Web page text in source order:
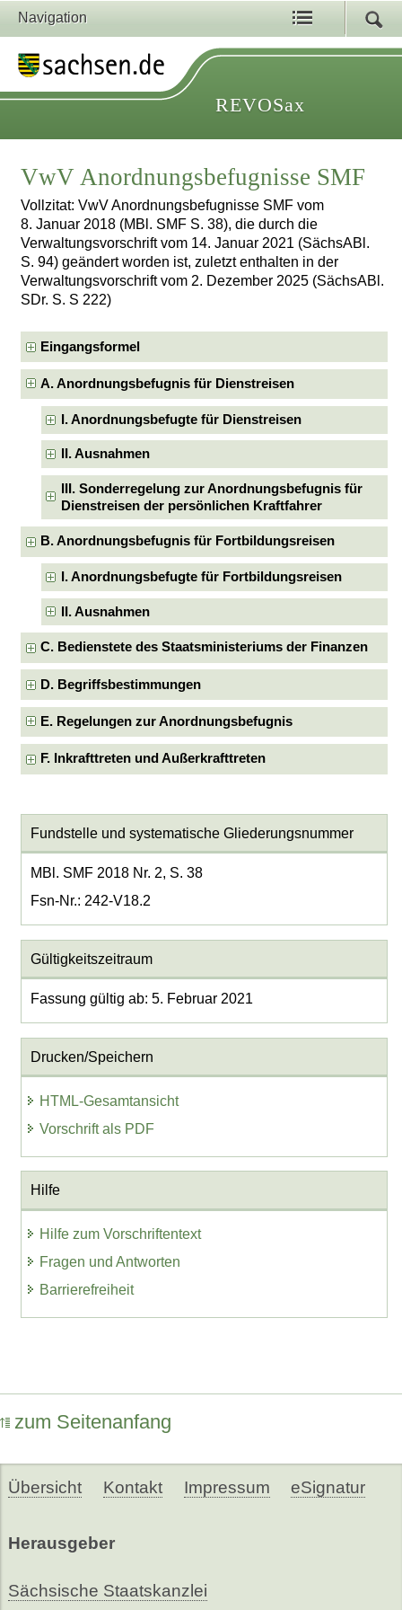
Navigation
REVOSax
VwV Anordnungsbefugnisse SMF
Vollzitat: VwV Anordnungsbefugnisse SMF vom
8. Januar 2018 (MBl. SMF S. 38), die durch die
Verwaltungsvorschrift vom 14. Januar 2021 (SächsABl.
S. 94) geändert worden ist, zuletzt enthalten in der
Verwaltungsvorschrift vom 2. Dezember 2025 (SächsABl.
SDr. S. S 222)
Eingangsformel
A. Anordnungsbefugnis für Dienstreisen
I. Anordnungsbefugte für Dienstreisen
II. Ausnahmen
III. Sonderregelung zur Anordnungsbefugnis für
Dienstreisen der persönlichen Kraftfahrer
B. Anordnungsbefugnis für Fortbildungsreisen
I. Anordnungsbefugte für Fortbildungsreisen
II. Ausnahmen
C. Bedienstete des Staatsministeriums der Finanzen
D. Begriffsbestimmungen
E. Regelungen zur Anordnungsbefugnis
F. Inkrafttreten und Außerkrafttreten
Fundstelle und systematische Gliederungsnummer
MBl. SMF 2018 Nr. 2, S. 38
Fsn-Nr.: 242-V18.2
Gültigkeitszeitraum
Fassung gültig ab: 5. Februar 2021
Drucken/Speichern
HTML-Gesamtansicht
Vorschrift als PDF
Hilfe
Hilfe zum Vorschriftentext
Fragen und Antworten
Barrierefreiheit
zum Seitenanfang
Übersicht Kontakt Impressum eSignatur
Herausgeber
Sächsische Staatskanzlei